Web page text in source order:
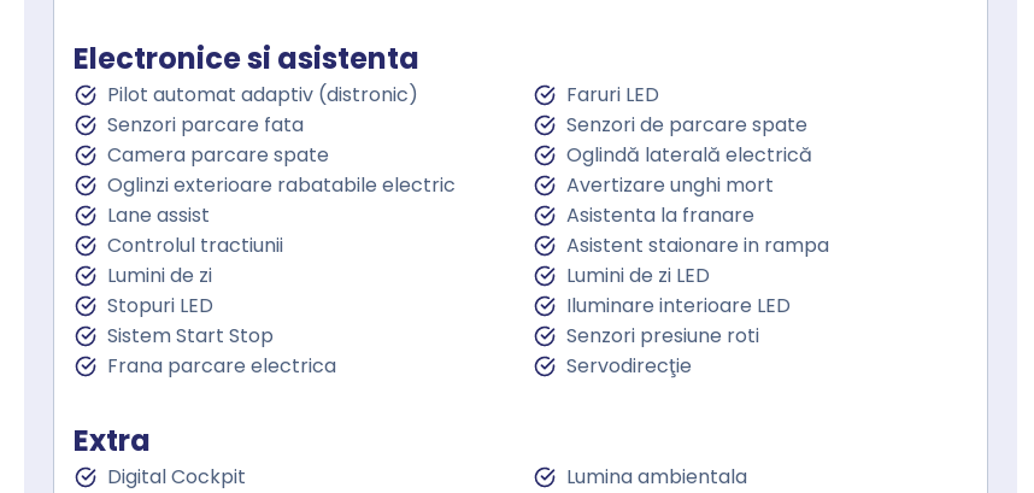
Electronice si asistenta
Pilot automat adaptiv (distronic)
Faruri LED
Senzori parcare fata
Senzori de parcare spate
Camera parcare spate
Oglindă laterală electrică
Oglinzi exterioare rabatabile electric
Avertizare unghi mort
Lane assist
Asistenta la franare
Controlul tractiunii
Asistent staionare in rampa
Lumini de zi
Lumini de zi LED
Stopuri LED
Iluminare interioare LED
Sistem Start Stop
Senzori presiune roti
Frana parcare electrica
Servodirecţie
Extra
Digital Cockpit Lumina ambientala